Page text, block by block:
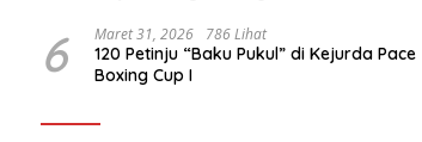
6 Maret 31, 2026 786 Lihat
120 Petinju “Baku Pukul” di Kejurda Pace
Boxing Cup I